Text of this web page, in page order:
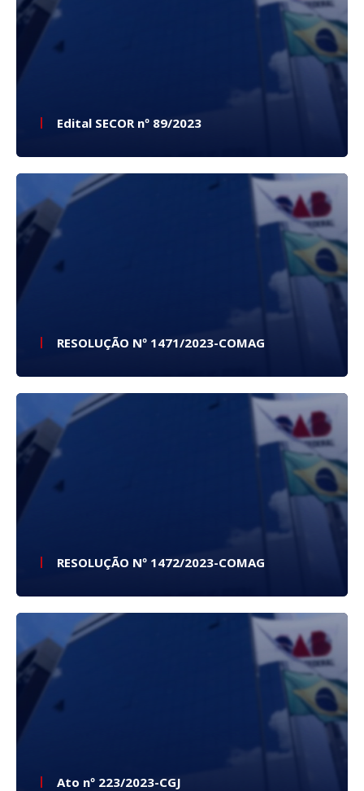
Edital SECOR nº 89/2023
RESOLUÇÃO Nº 1471/2023-COMAG
RESOLUÇÃO Nº 1472/2023-COMAG
Ato nº 223/2023-CGJ